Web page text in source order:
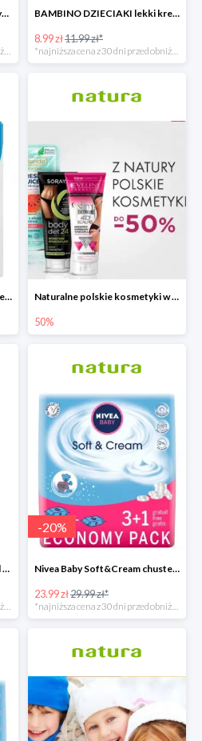
BAMBINO BABY - od pierwszych dni życia BAMBINO DZIECIAKI lekki krem do buzi i ciała
8.99 zł11.99 zł*
Pieluszki PAMPERS w Drogerie Natura do -30% Naturalne polskie kosmetyki w Drogerie Natura do -50%
50%
Nivea Baby Emolient kojący żel do mycia ciała i włosów 500ml
-20%
Nivea Baby Soft&Cream chusteczki 4x63 sztuki
23.99 zł29.99 zł*